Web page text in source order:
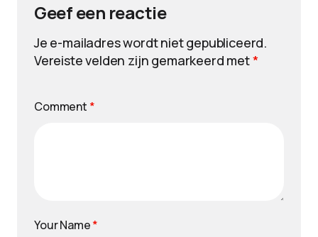
Geef een reactie
Je e-mailadres wordt niet gepubliceerd.
Vereiste velden zijn gemarkeerd met*
Comment *
Your Name*